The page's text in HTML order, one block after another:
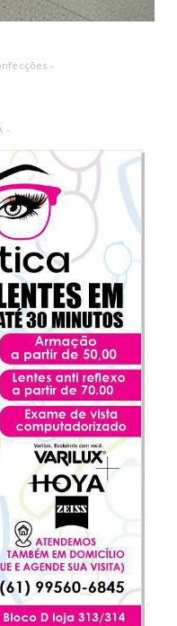
-
-